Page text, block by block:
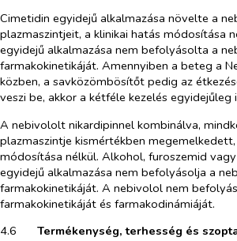
Cimetidin egyidejű alkalmazása növelte a
plazmaszintjeit, a klinikai hatás módosítása
egyidejű alkalmazása nem befolyásolta a
farmakokinetikáját. Amennyiben a beteg a
közben, a savközömbösítőt pedig az
veszi be, akkor a kétféle kezelés egyidejűleg
A nebivololt nikardipinnel kombinálva,
plazmaszintje kismértékben
módosítása nélkül. Alkohol, furoszemid
egyidejű alkalmazása nem befolyásolja a
farmakokinetikáját. A nebivolol nem
farmakokinetikáját és farmakodinámiáját.
4.6​
Termékenység, terhesség és